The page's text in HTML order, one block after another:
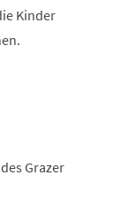
Kinder
Grazer